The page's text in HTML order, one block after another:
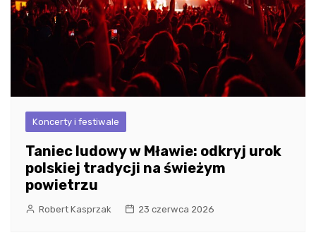
Koncerty i festiwale
Taniec ludowy w Mławie: odkryj urok
polskiej tradycji na świeżym
powietrzu
Robert Kasprzak 23 czerwca 2026